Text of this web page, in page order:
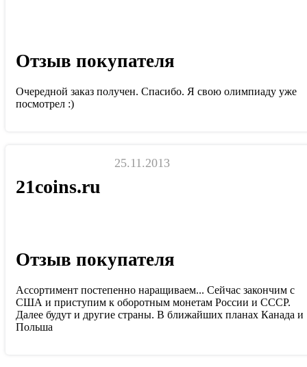
Отзыв покупателя
Очередной заказ получен. Спасибо. Я свою олимпиаду уже
посмотрел :)
21coins.ru
25.11.2013
Отзыв покупателя
Ассортимент постепенно наращиваем... Сейчас закончим с
США и приступим к оборотным монетам России и СССР.
Далее будут и другие страны. В ближайших планах Канада и
Польша